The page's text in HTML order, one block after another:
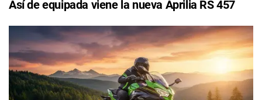
Así de equipada viene la nueva Aprilia RS 457